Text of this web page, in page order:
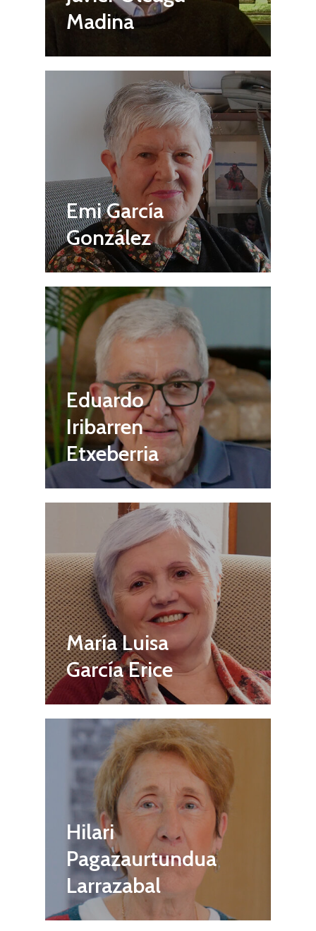
Madina
Emi García
González
Eduardo
Iribarren
Etxeberria
María Luisa
García Erice
Hilari
Pagazaurtundua
Larrazabal